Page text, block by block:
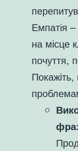
Емпатія
на місце
почуття,